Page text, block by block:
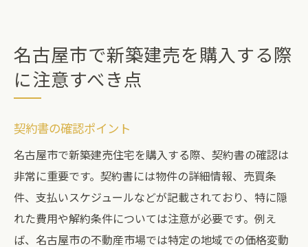
名古屋市で新築建売を購入する際
に注意すべき点
契約書の確認ポイント
名古屋市で新築建売住宅を購入する際、契約書の確認は
非常に重要です。契約書には物件の詳細情報、売買条
件、支払いスケジュールなどが記載されており、特に隠
れた費用や解約条件については注意が必要です。例え
ば、名古屋市の不動産市場では特定の地域での価格変動